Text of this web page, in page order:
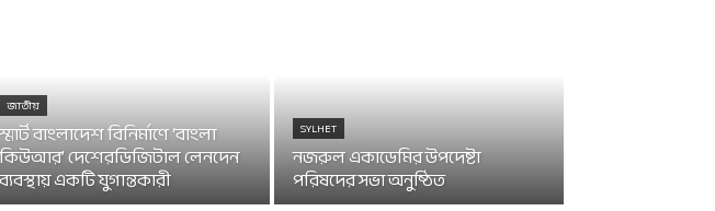
জাতীয়
স্মার্ট বাংলাদেশ বিনির্মাণে ‘বাংলা
কিউআর’ দেশেরডিজিটাল লেনদেন
ব্যবস্থায় একটি যুগান্তকারী
SYLHET
নজরুল একাডেমির উপদেষ্টা
পরিষদের সভা অনুষ্ঠিত